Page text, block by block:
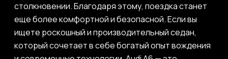
столкновении. Благодаря этому, поездка станет
еще более комфортной и безопасной. Если вы
ищете роскошный и производительный седан,
который сочетает в себе богатый опыт вождения